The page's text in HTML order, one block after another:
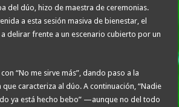
del dúo, hizo de maestra de ceremonias.
a esta sesión masiva de bienestar, el
delirar frente a un escenario cubierto por un
“No me sirve más”, dando paso a la
caracteriza al dúo. A continuación, “Nadie
ya está hecho bebo” —aunque no del todo